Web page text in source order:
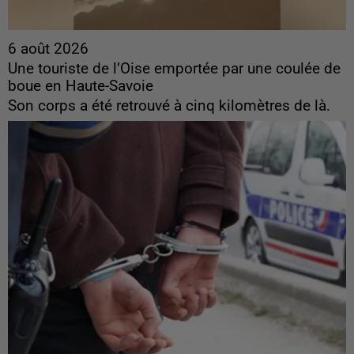
6 août 2026
Une touriste de l’Oise emportée par une coulée de
boue en Haute-Savoie
Son corps a été retrouvé à cinq kilomètres de là.